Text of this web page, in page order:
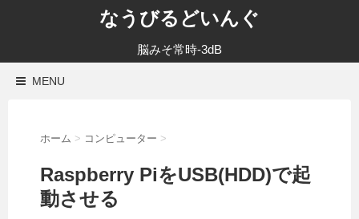
なうびるどいんぐ
脳みそ常時-3dB
MENU
ホーム > コンピューター >
Raspberry PiをUSB(HDD)で起
動させる